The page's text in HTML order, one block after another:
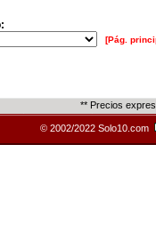
[Pág.
** Precios
© 2002/2022 Solo10.com